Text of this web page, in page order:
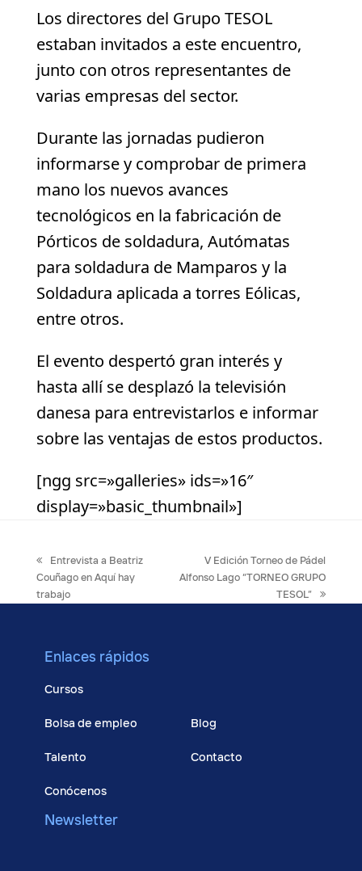
Los directores del Grupo TESOL
estaban invitados a este encuentro,
junto con otros representantes de
varias empresas del sector.
Durante las jornadas pudieron
informarse y comprobar de primera
mano los nuevos avances
tecnológicos en la fabricación de
Pórticos de soldadura, Autómatas
para soldadura de Mamparos y la
Soldadura aplicada a torres Eólicas,
entre otros.
El evento despertó gran interés y
hasta allí se desplazó la televisión
danesa para entrevistarlos e informar
sobre las ventajas de estos productos.
[ngg src=»galleries» ids=»16″
display=»basic_thumbnail»]
previous
post:
Entrevista a Beatriz
Couñago en Aquí hay
trabajo
next
post:
V Edición Torneo de Pádel
Alfonso Lago “TORNEO GRUPO
TESOL”
Enlaces rápidos
Cursos
Bolsa de empleo
Talento
Conócenos
Blog
Contacto
Newsletter